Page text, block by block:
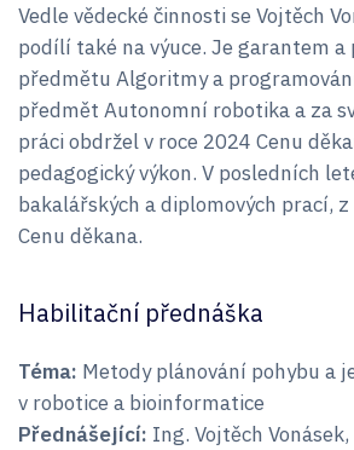
Vedle vědecké činnosti se Vojtěch
podílí také na výuce. Je garantem
předmětu Algoritmy a
předmět Autonomní robotika a za
práci obdržel v roce 2024 Cenu
pedagogický výkon. V posledních
bakalářských a diplomových prací,
Cenu děkana.
Habilitační přednáška
Téma: Metody plánování pohybu a
v robotice a bioinformatice
Přednášející: Ing. Vojtěch Vonásek,